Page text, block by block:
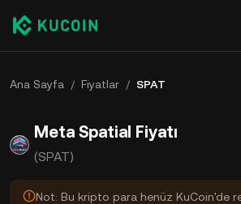
Ana Sayfa / Fiyatlar / SPAT
Meta Spatial Fiyatı
(SPAT)
Not: Bu kripto para henüz KuCoin'de